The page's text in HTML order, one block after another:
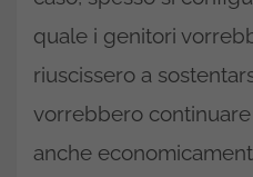
quale i genitori
riuscissero a
vorrebbero
anche